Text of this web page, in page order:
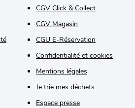
CGV Click & Collect
CGV Magasin
CGU E-Réservation
Confidentialité et cookies
Mentions légales
Je trie mes déchets
Espace presse